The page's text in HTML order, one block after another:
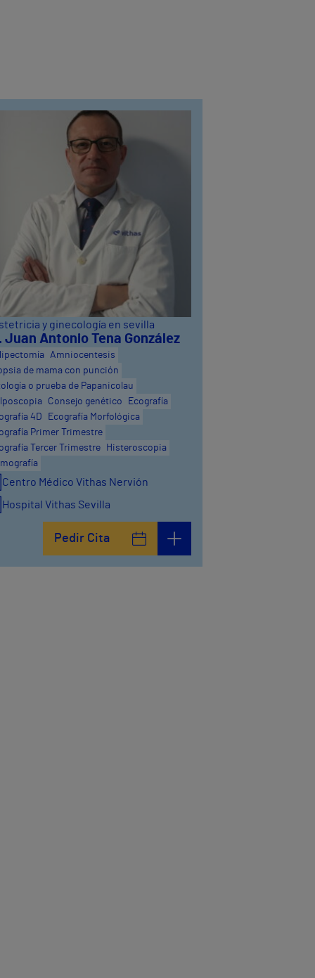
y ginecología en sevilla
Juan Antonio Tena González
Amniocentesis
de mama con punción
o prueba de Papanicolau
Consejo genético
Ecografía
4D
Ecografía Morfológica
Primer Trimestre
Tercer Trimestre
Histeroscopia
Centro Médico Vithas Nervión
Hospital Vithas Sevilla
Pedir Cita